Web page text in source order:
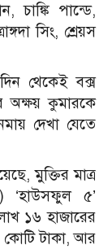
চাঙ্কি পান্ডে,
সিং, শ্রেয়স
থেকেই বক্স
অক্ষয় কুমারকে
দেখা যেতে
মুক্তির মাত্র
‘হাউসফুল ৫’
১৬ হাজারের
কোটি টাকা, আর